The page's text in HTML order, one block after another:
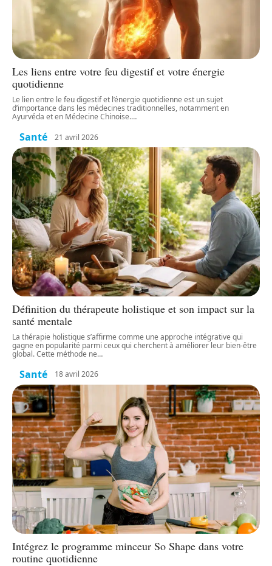
Les liens entre votre feu digestif et votre énergie
quotidienne
Le lien entre le feu digestif et l’énergie quotidienne est un sujet
d’importance dans les médecines traditionnelles, notamment en
Ayurvéda et en Médecine Chinoise.…
Santé 21 avril 2026
Définition du thérapeute holistique et son impact sur la
santé mentale
La thérapie holistique s’affirme comme une approche intégrative qui
gagne en popularité parmi ceux qui cherchent à améliorer leur bien-être
global. Cette méthode ne…
Santé 18 avril 2026
Intégrez le programme minceur So Shape dans votre
routine quotidienne